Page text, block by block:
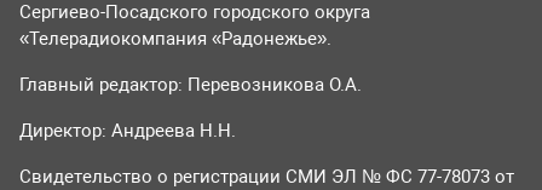
Сергиево-Посадского городского округа
«Телерадиокомпания «Радонежье».
Главный редактор: Перевозникова О.А.
Директор: Андреева Н.Н.
Свидетельство о регистрации СМИ ЭЛ № ФС 77-78073 от